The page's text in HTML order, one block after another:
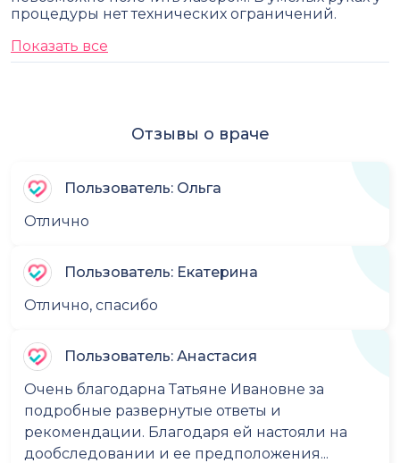
процедуры нет технических ограничений.
Показать все
Отзывы о враче
Пользователь: Ольга
Отлично
Пользователь: Екатерина
Отлично, спасибо
Пользователь: Анастасия
Очень благодарна Татьяне Ивановне за
подробные развернутые ответы и
рекомендации. Благодаря ей настояли на
дообследовании и ее предположения...